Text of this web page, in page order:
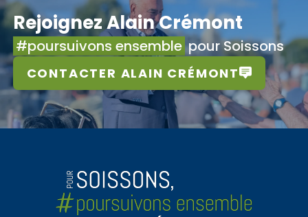
Rejoignez Alain Crémont
#poursuivons ensemblepour Soissons
CONTACTER ALAIN CRÉMONT